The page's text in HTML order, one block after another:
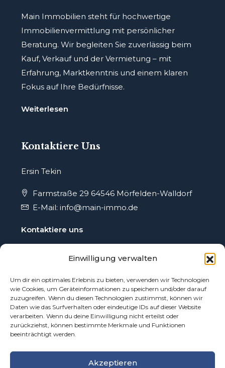
Einwilligung verwalten
Um dir ein optimales Erlebnis zu bieten, verwenden wir Technologien
wie Cookies, um Geräteinformationen zu speichern und/oder darauf
zuzugreifen. Wenn du diesen Technologien zustimmst, können wir
Daten wie das Surfverhalten oder eindeutige IDs auf dieser Website
verarbeiten. Wenn du deine Einwilligung nicht erteilst oder
zurückziehst, können bestimmte Merkmale und Funktionen
beeinträchtigt werden.
Akzeptieren
Main Immobilien steht für hochwertige
Immobilienvermittlung mit persönlicher
Beratung. Wir begleiten Sie zuverlässig beim
Kauf, Verkauf und der Vermietung – mit
Erfahrung, Marktkenntnis und einem klaren
Fokus auf Ihre Bedürfnisse.
Weiterlesen
Kontaktiere Uns
Ersin Tekin
Farmstraße 29 64546 Mörfelden-Walldorf
E-Mail: info@main-immo.de
Kontaktiere uns
Impressum
Datenschutz